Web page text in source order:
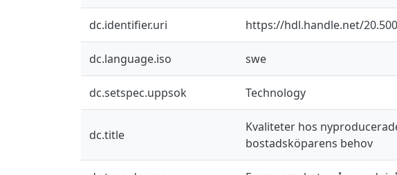
dc.identifier.uri https://hdl.handle.net/
dc.language.iso swe
dc.setspec.uppsok Technology
dc.title
Kvaliteter hos
bostadsköparens behov